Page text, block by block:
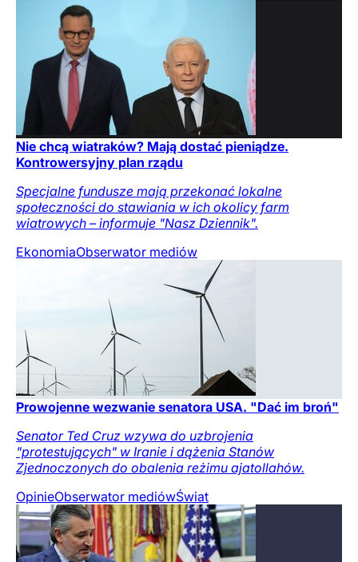
Nie chcą wiatraków? Mają dostać pieniądze.
Kontrowersyjny plan rządu
Specjalne fundusze mają przekonać lokalne
społeczności do stawiania w ich okolicy farm
wiatrowych – informuje "Nasz Dziennik".
EkonomiaObserwator mediów
Prowojenne wezwanie senatora USA. "Dać im broń"
Senator Ted Cruz wzywa do uzbrojenia
"protestujących" w Iranie i dążenia Stanów
Zjednoczonych do obalenia reżimu ajatollahów.
OpinieObserwator mediówŚwiat